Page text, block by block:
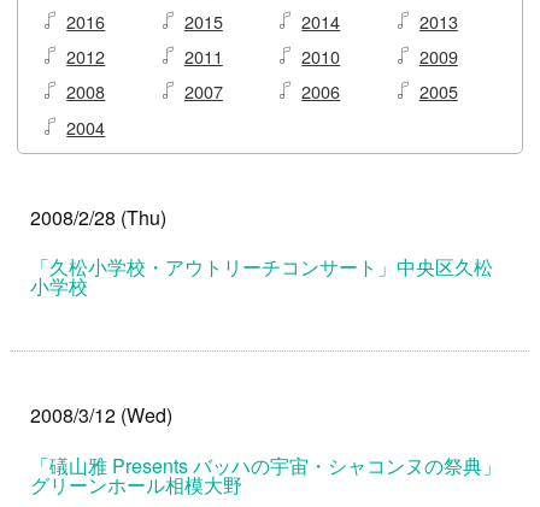
2016
2015 2014
2013
2012
2011 2010
2009
2008
2007 2006
2005
2004
2008/2/28 (Thu)
「久松小学校・アウトリーチコンサート」中央区久松
小学校
2008/3/12 (Wed)
「礒山雅 Presents バッハの宇宙・シャコンヌの祭典」
グリーンホール相模大野